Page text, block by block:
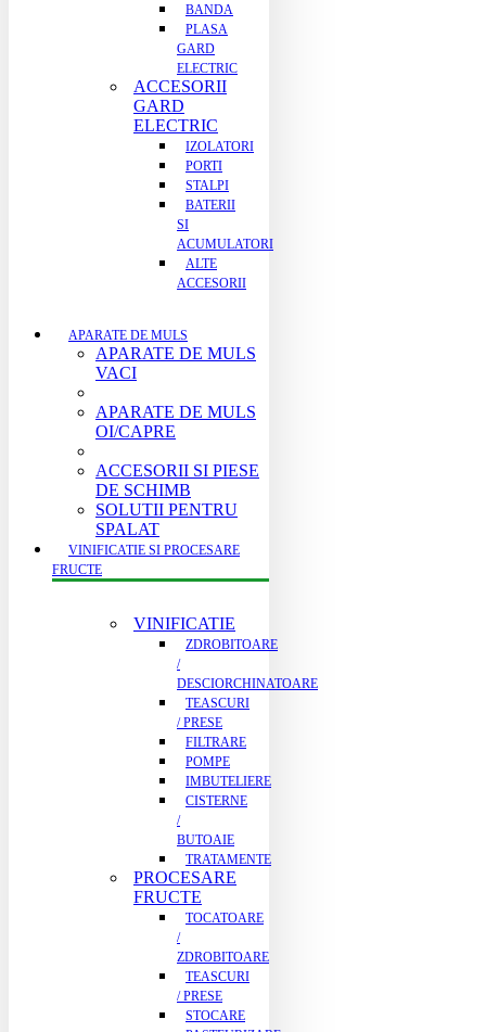
BANDA
PLASA
GARD
ELECTRIC
ACCESORII
GARD
ELECTRIC
IZOLATORI
PORTI
STALPI
BATERII
SI
ACUMULATORI
ALTE
ACCESORII
APARATE DE MULS
APARATE DE MULS
VACI
APARATE DE MULS
OI/CAPRE
ACCESORII SI PIESE
DE SCHIMB
SOLUTII PENTRU
SPALAT
VINIFICATIE SI PROCESARE
FRUCTE
VINIFICATIE
ZDROBITOARE
/
DESCIORCHINATOARE
TEASCURI
/ PRESE
FILTRARE
POMPE
IMBUTELIERE
CISTERNE
/
BUTOAIE
TRATAMENTE
PROCESARE
FRUCTE
TOCATOARE
/
ZDROBITOARE
TEASCURI
/ PRESE
STOCARE